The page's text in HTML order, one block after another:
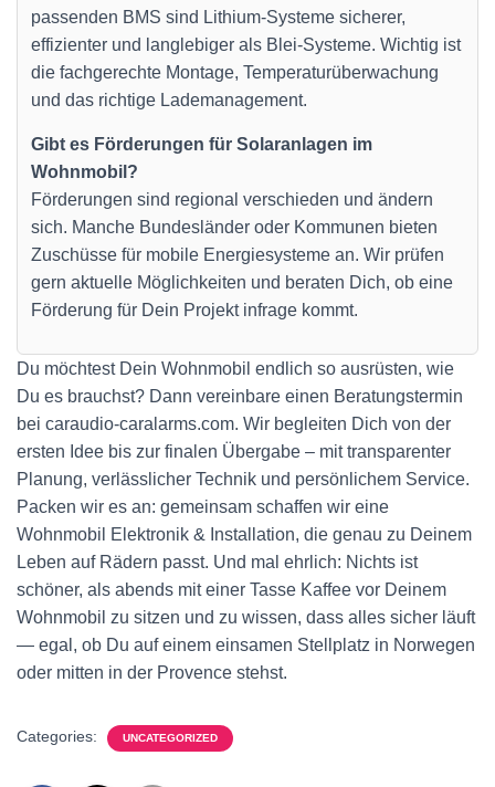
passenden BMS sind Lithium-Systeme sicherer,
effizienter und langlebiger als Blei-Systeme. Wichtig ist
die fachgerechte Montage, Temperaturüberwachung
und das richtige Lademanagement.
Gibt es Förderungen für Solaranlagen im
Wohnmobil?
Förderungen sind regional verschieden und ändern
sich. Manche Bundesländer oder Kommunen bieten
Zuschüsse für mobile Energiesysteme an. Wir prüfen
gern aktuelle Möglichkeiten und beraten Dich, ob eine
Förderung für Dein Projekt infrage kommt.
Du möchtest Dein Wohnmobil endlich so ausrüsten, wie
Du es brauchst? Dann vereinbare einen Beratungstermin
bei caraudio-caralarms.com. Wir begleiten Dich von der
ersten Idee bis zur finalen Übergabe – mit transparenter
Planung, verlässlicher Technik und persönlichem Service.
Packen wir es an: gemeinsam schaffen wir eine
Wohnmobil Elektronik & Installation, die genau zu Deinem
Leben auf Rädern passt. Und mal ehrlich: Nichts ist
schöner, als abends mit einer Tasse Kaffee vor Deinem
Wohnmobil zu sitzen und zu wissen, dass alles sicher läuft
— egal, ob Du auf einem einsamen Stellplatz in Norwegen
oder mitten in der Provence stehst.
Categories: UNCATEGORIZED